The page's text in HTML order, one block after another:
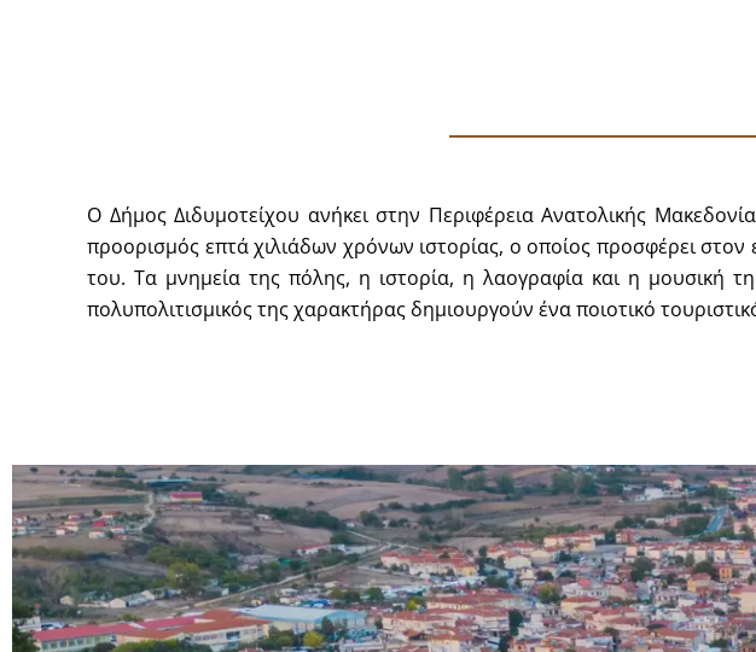
Ο Δήμος Διδυμοτείχου ανήκει στην Περιφέρεια Ανατολικής
προορισμός επτά χιλιάδων χρόνων ιστορίας, ο οποίος προσφέρει στον
του. Τα μνημεία της πόλης, η ιστορία, η λαογραφία και η μουσική
πολυπολιτισμικός της χαρακτήρας δημιουργούν ένα ποιοτικό